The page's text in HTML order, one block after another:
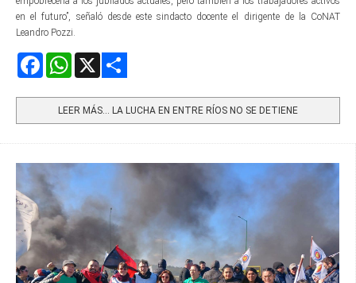
en el futuro”, señaló desde este sindacto docente el dirigente de la CoNAT
Leandro Pozzi.
FacebookWhatsApp
LEER MÁS… LA LUCHA EN ENTRE RÍOS NO SE DETIENE